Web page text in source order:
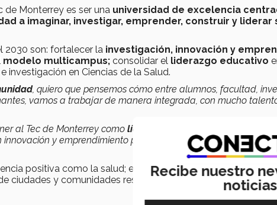
de Monterrey es ser una universidad de excelencia
a imaginar, investigar, emprender, construir y
2030 son: fortalecer la investigación, innovación y
modelo multicampus; consolidar el liderazgo educativo
investigación en Ciencias de la Salud.
, quiero que pensemos cómo entre alumnos, facultad,
vamos a trabajar de manera integrada, con mucho
al Tec de Monterrey como líder y referente desde
y emprendimiento para un impacto positivo social,
positiva como la salud; el clima y sostenibilidad; la
ciudades y comunidades resilientes fueron destacadas por
Recibe nuestro